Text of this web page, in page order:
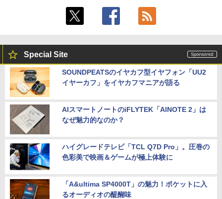
Special Site
SOUNDPEATSのイヤカフ型イヤフォン「UU2
イヤーカフ」をイヤカフマニアが語る
AIスマートノートのiFLYTEK「AINOTE 2」は
なぜ魅力的なのか？
ハイグレードテレビ「TCL Q7D Pro」。圧巻の
色彩美で映画＆ゲームが極上体験に
「A&ultima SP4000T」の魅力！ポケットに入
るオーディオの醍醐味